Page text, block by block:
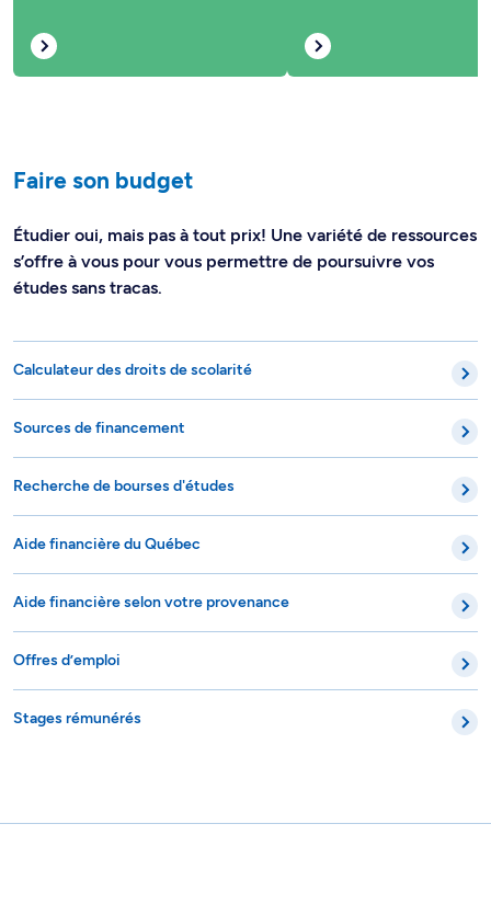
Faire son budget
Étudier oui, mais pas à tout prix! Une variété de ressources
s’offre à vous pour vous permettre de poursuivre vos
études sans tracas.
Calculateur des droits de scolarité
Sources de financement
Recherche de bourses d'études
Aide financière du Québec
Aide financière selon votre provenance
Offres d’emploi
Stages rémunérés